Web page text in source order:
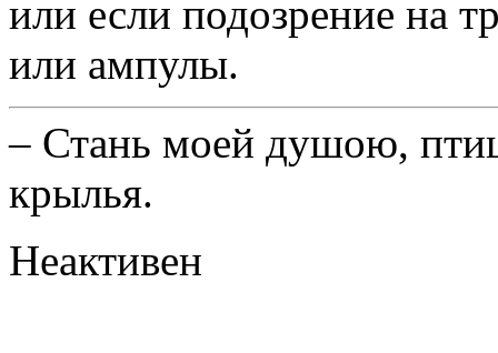
или если подозрение на
или ампулы.
– Стань моей душою,
крылья.
Неактивен